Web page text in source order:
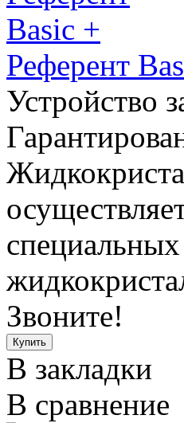
Референт
Устройство
Звоните!
В закладки
В сравнение